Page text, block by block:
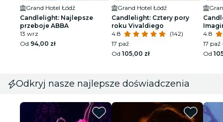
Grand Hotel Łódź
Candlelight: Najlepsze
przeboje ABBA
13 wrz
Od 94,00 zł
Grand Hotel Łódź
Candlelight: Cztery pory
roku Vivaldiego
4.8
(142)
17 paź
Od 105,00 zł
4.8
17
Od
Odkryj nasze najlepsze doświadczenia